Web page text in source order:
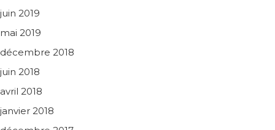
juin 2019
mai 2019
décembre 2018
juin 2018
avril 2018
janvier 2018